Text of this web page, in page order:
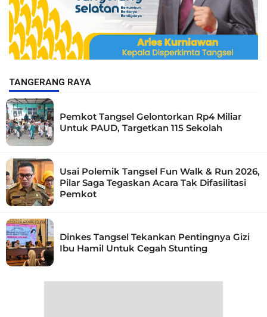
TANGERANG RAYA
Pemkot Tangsel Gelontorkan Rp4 Miliar
Untuk PAUD, Targetkan 115 Sekolah
Usai Polemik Tangsel Fun Walk & Run 2026,
Pilar Saga Tegaskan Acara Tak Difasilitasi
Pemkot
Dinkes Tangsel Tekankan Pentingnya Gizi
Ibu Hamil Untuk Cegah Stunting